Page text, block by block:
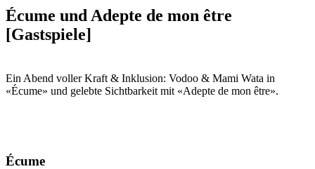
Écume und Adepte de mon être
[Gastspiele]
Ein Abend voller Kraft & Inklusion: Vodoo & Mami Wata in
«Écume» und gelebte Sichtbarkeit mit «Adepte de mon être».
Écume